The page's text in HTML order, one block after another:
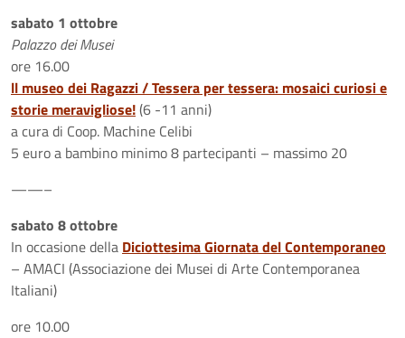
sabato 1 ottobre
Palazzo dei Musei
ore 16.00
ll museo dei Ragazzi / Tessera per tessera: mosaici curiosi e
storie meravigliose!(6 -11 anni)
a cura di Coop. Machine Celibi
5 euro a bambino minimo 8 partecipanti – massimo 20
——–
sabato 8 ottobre
In occasione della Diciottesima Giornata del Contemporaneo
– AMACI (Associazione dei Musei di Arte Contemporanea
Italiani)
ore 10.00